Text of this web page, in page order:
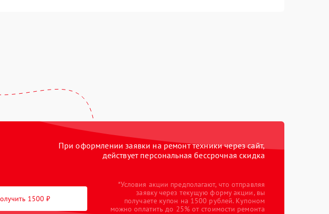
При оформлении заявки на ремонт техники через сайт,
действует персональная бессрочная скидка
1500 ₽
*Условия акции предполагают, что отправляя
заявку через текущую форму акции, вы
получаете купон на 1500 рублей. Купоном
можно оплатить до 25% от стоимости ремонта